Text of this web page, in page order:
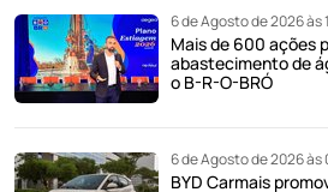
6 de Agosto de 2026 às
Mais de 600 ações
abastecimento de
o B-R-O-BRÓ
6 de Agosto de 2026 às
BYD Carmais